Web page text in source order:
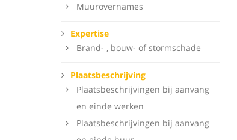
Muurovernames
Expertise
Brand- , bouw- of stormschade
Plaatsbeschrijving
Plaatsbeschrijvingen bij aanvang
en einde werken
Plaatsbeschrijvingen bij aanvang